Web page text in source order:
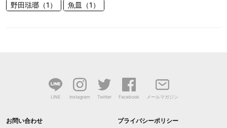
野田琺瑯（1）
魚皿（1）
LINE Instagram Twitter Facebook メールマガジン
お問い合わせ プライバシーポリシー